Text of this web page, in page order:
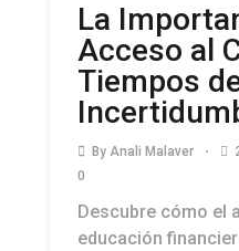
La
Acceso al
Tiempos
By Anali Malaver
0
Descubre cómo el
educación